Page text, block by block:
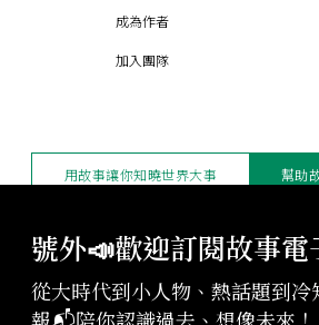
號外📣歡迎訂閱故事電
從大時代到小人物、熱話題到
成為作者
加入團隊
版權聲明與轉載規範
用故事讓你知曉世界大事 幫助